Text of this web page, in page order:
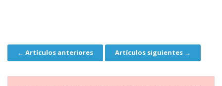
Navegación
← Artículos anteriores Artículos siguientes →